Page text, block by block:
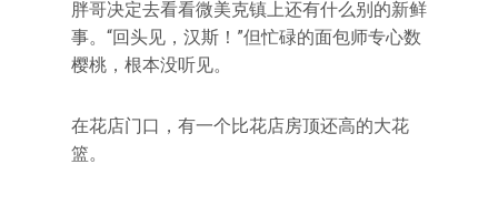
胖哥决定去看看微美克镇上还有什么别的新鲜
事。“回头见，汉斯！”但忙碌的面包师专心数
樱桃，根本没听见。
在花店门口，有一个比花店房顶还高的大花
篮。